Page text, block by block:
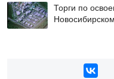
Торги по